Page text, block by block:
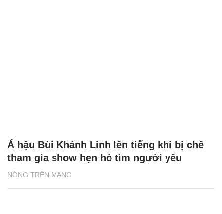
NÓNG TRÊN MẠNG
Á hậu Bùi Khánh Linh lên tiếng khi bị chê
tham gia show hẹn hò tìm người yêu